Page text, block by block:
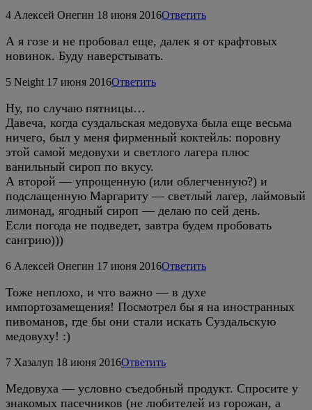
4 Алексей Онегин 18 июня 2016Ответить
А я гозе и не пробовал еще, далек я от крафтовых
новинок. Буду наверстывать.
5 Neight 17 июня 2016Ответить
Ну, по случаю пятницы…
Давеча, когда суздальская медовуха была еще весьма
ничего, был у меня фирменный коктейль: поровну
этой самой медовухи и светлого лагера плюс
ванильный сироп по вкусу.
А второй — упрощенную (или облегченную?) и
подслащенную Маргариту — светлый лагер, лаймовый
лимонад, ягодный сироп — делаю по сей день.
Если погода не подведет, завтра будем пробовать
сангрию)))
6 Алексей Онегин 17 июня 2016Ответить
Тоже неплохо, и что важно — в духе
импортозамещения! Посмотрел бы я на иностранных
пивоманов, где бы они стали искать Суздальскую
медовуху! :)
7 Хазалуп 18 июня 2016Ответить
Медовуха — условно съедобный продукт. Спросите у
знакомых пасечников (не любителей из горожан, а